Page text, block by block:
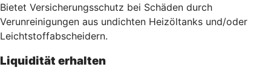
Bietet Versicherungsschutz bei Schäden durch
Verunreinigungen aus undichten Heizöltanks und/oder
Leichtstoffabscheidern.
Liquidität erhalten